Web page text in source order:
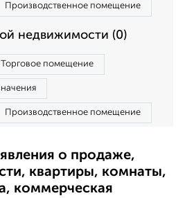
Производственное помещение
недвижимости (0)
Торговое помещение
Производственное помещение
о продаже,
квартиры, комнаты,
коммерческая